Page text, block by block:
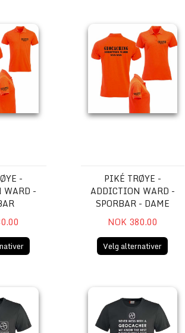
-
WARD -
Piké trøye - Addiction
PIKÉ TRØYE -
ADDICTION WARD -
SPORBAR - DAME
NOK 380.00
Velg alternativer